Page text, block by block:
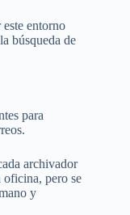
entorno
búsqueda de
para
archivador
pero se
y